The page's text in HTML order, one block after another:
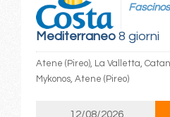
Mediterraneo8 giorni
Atene (Pireo), La Valletta,
Mykonos, Atene (Pireo)
12/08/2026